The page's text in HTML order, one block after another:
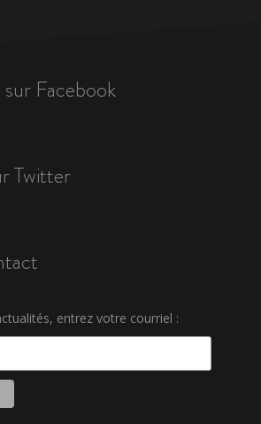
sur Facebook
Twitter
entrez votre courriel :